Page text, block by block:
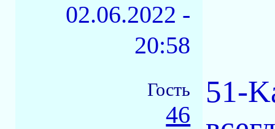
02.06.2022 -
20:58
Гость
46
51-